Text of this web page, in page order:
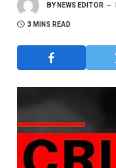
BY NEWS EDITOR
3 MINS READ